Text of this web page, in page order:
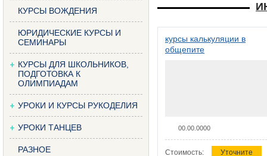
КУРСЫ ВОЖДЕНИЯ
ЮРИДИЧЕСКИЕ КУРСЫ И
СЕМИНАРЫ
КУРСЫ ДЛЯ ШКОЛЬНИКОВ,
ПОДГОТОВКА К
ОЛИМПИАДАМ
УРОКИ И КУРСЫ РУКОДЕЛИЯ
УРОКИ ТАНЦЕВ
РАЗНОЕ
курсы калькуляции в
общепите
00.00.0000
Стоимость: Уточните